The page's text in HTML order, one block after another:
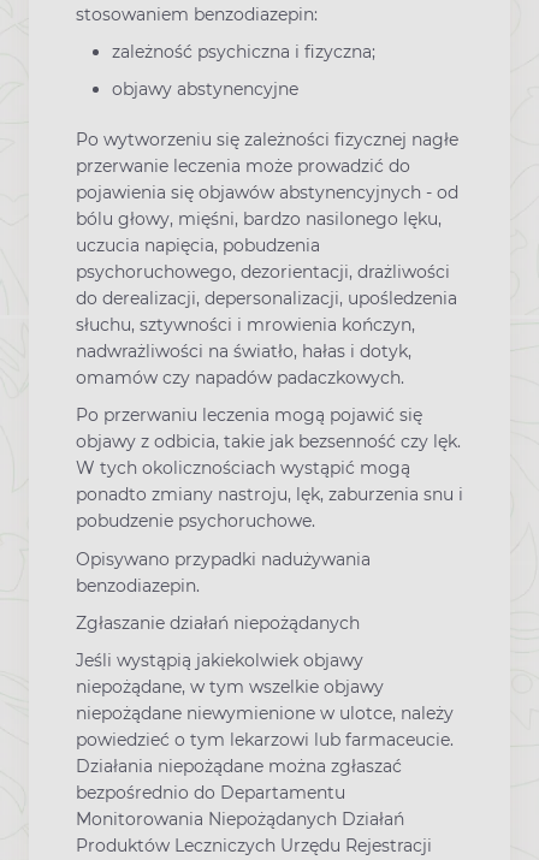
stosowaniem benzodiazepin:
zależność psychiczna i fizyczna;
objawy abstynencyjne
Po wytworzeniu się zależności fizycznej nagłe
przerwanie leczenia może prowadzić do
pojawienia się objawów abstynencyjnych - od
bólu głowy, mięśni, bardzo nasilonego lęku,
uczucia napięcia, pobudzenia
psychoruchowego, dezorientacji, drażliwości
do derealizacji, depersonalizacji, upośledzenia
słuchu, sztywności i mrowienia kończyn,
nadwrażliwości na światło, hałas i dotyk,
omamów czy napadów padaczkowych.
Po przerwaniu leczenia mogą pojawić się
objawy z odbicia, takie jak bezsenność czy lęk.
W tych okolicznościach wystąpić mogą
ponadto zmiany nastroju, lęk, zaburzenia snu i
pobudzenie psychoruchowe.
Opisywano przypadki nadużywania
benzodiazepin.
Zgłaszanie działań niepożądanych
Jeśli wystąpią jakiekolwiek objawy
niepożądane, w tym wszelkie objawy
niepożądane niewymienione w ulotce, należy
powiedzieć o tym lekarzowi lub farmaceucie.
Działania niepożądane można zgłaszać
bezpośrednio do Departamentu
Monitorowania Niepożądanych Działań
Produktów Leczniczych Urzędu Rejestracji